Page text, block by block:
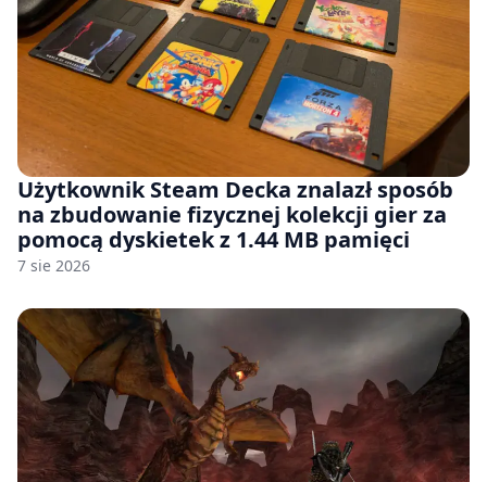
Użytkownik Steam Decka znalazł sposób
na zbudowanie fizycznej kolekcji gier za
pomocą dyskietek z 1.44 MB pamięci
7 sie 2026